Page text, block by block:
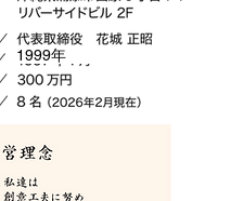
1999年